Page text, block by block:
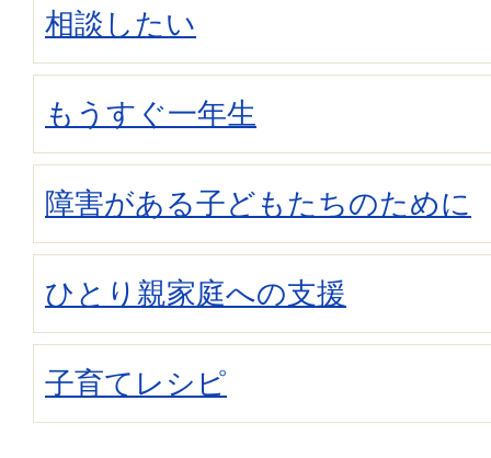
相談したい
もうすぐ一年生
障害がある子どもたちのために
ひとり親家庭への支援
子育てレシピ